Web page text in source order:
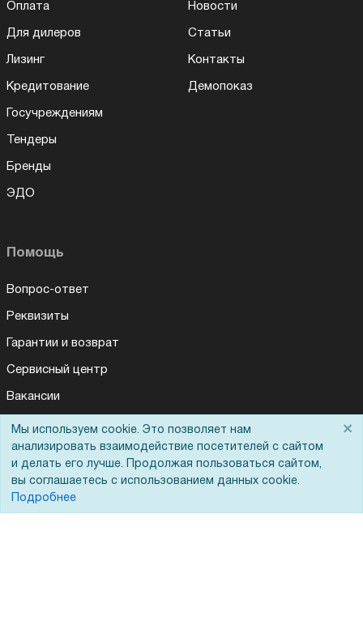
Оплата
Для дилеров
Лизинг
Кредитование
Госучреждениям
Тендеры
Бренды
ЭДО
Новости
Статьи
Контакты
Демопоказ
Помощь
Вопрос-ответ
Реквизиты
Гарантии и возврат
Сервисный центр
Вакансии
Обратная связь
Для Таможенного союза
Мы используем cookie. Это позволяет нам
анализировать взаимодействие посетителей с сайтом
и делать его лучше. Продолжая пользоваться сайтом,
вы соглашаетесь с использованием данных cookie.
Подробнее
×